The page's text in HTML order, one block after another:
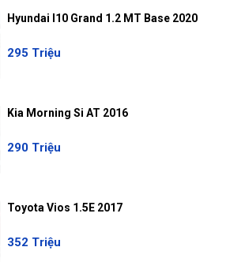
Hyundai I10 Grand 1.2 MT Base 2020
295 Triệu
Kia Morning Si AT 2016
290 Triệu
Toyota Vios 1.5E 2017
352 Triệu